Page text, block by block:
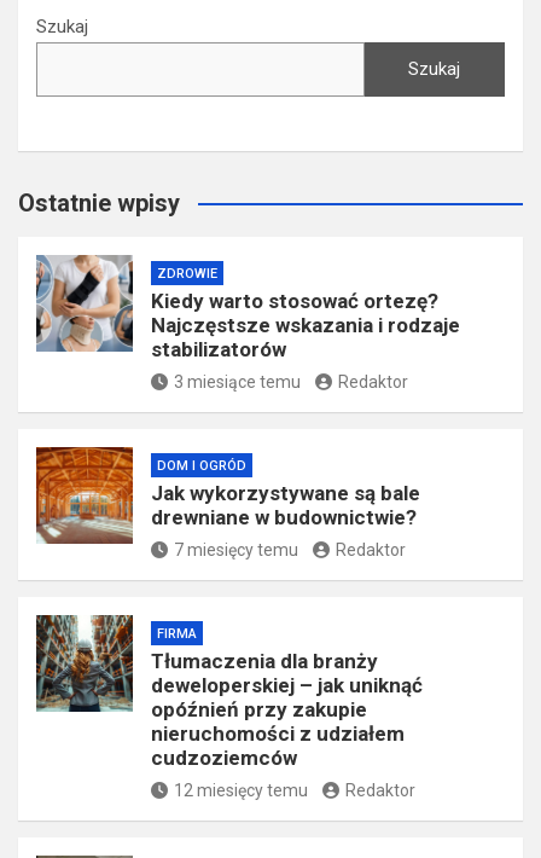
Szukaj
Szukaj
Ostatnie wpisy
ZDROWIE
Kiedy warto stosować ortezę?
Najczęstsze wskazania i rodzaje
stabilizatorów
3 miesiące temu Redaktor
DOM I OGRÓD
Jak wykorzystywane są bale
drewniane w budownictwie?
7 miesięcy temu Redaktor
FIRMA
Tłumaczenia dla branży
deweloperskiej – jak uniknąć
opóźnień przy zakupie
nieruchomości z udziałem
cudzoziemców
12 miesięcy temu Redaktor